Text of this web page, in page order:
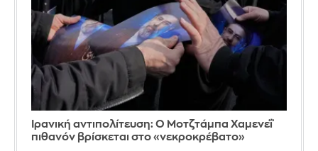
Ιρανική αντιπολίτευση: Ο Μοτζτάμπα Χαμενεΐ
πιθανόν βρίσκεται στο «νεκροκρέβατο»